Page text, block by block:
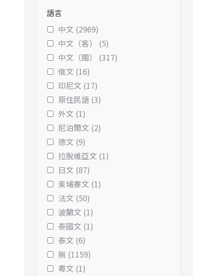
語言
中文 (2969)
中文（客） (5)
中文（閩） (317)
俄文 (16)
印尼文 (17)
原住民語 (3)
外文 (1)
尼泊爾文 (2)
德文 (9)
拉脫維亞文 (1)
日文 (87)
柬埔寨文 (1)
法文 (50)
波蘭文 (1)
泰國文 (1)
泰文 (6)
無 (1159)
粵文 (1)